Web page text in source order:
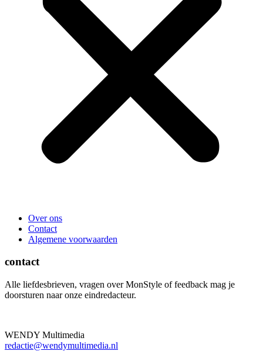
Over ons
Contact
Algemene voorwaarden
contact
Alle liefdesbrieven, vragen over MonStyle of feedback mag je
doorsturen naar onze eindredacteur.
WENDY Multimedia
redactie@wendymultimedia.nl